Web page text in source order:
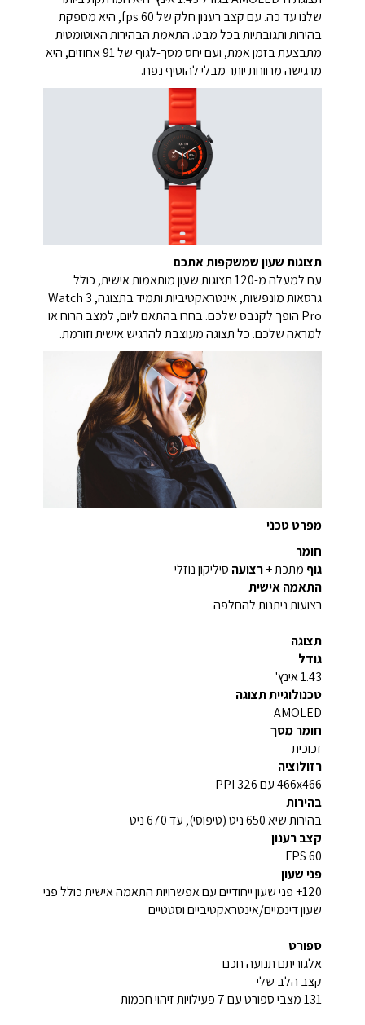
שלנו עד כה. עם קצב רענון חלק של 60 fps, היא מספקת
בהירות ותגובתיות בכל מבט. התאמת הבהירות האוטומטית
מתבצעת בזמן אמת, ועם יחס מסך-לגוף של 91 אחוזים, היא
מרגישה מרווחת יותר מבלי להוסיף נפח.
תצוגות שעון שמשקפות אתכם
עם למעלה מ-120 תצוגות שעון מותאמות אישית, כולל
גרסאות מונפשות, אינטראקטיביות ותמיד בתצוגה, Watch 3
Pro הופך לקנבס שלכם. בחרו בהתאם ליום, למצב הרוח או
למראה שלכם. כל תצוגה מעוצבת להרגיש אישית וזורמת.
מפרט טכני
חומר
גוף מתכת +רצועה סיליקון נוזלי
התאמה אישית
רצועות ניתנות להחלפה
תצוגה
גודל
1.43 אינץ'
טכנולוגיית תצוגה
AMOLED
חומר מסך
זכוכית
רזולוציה
466x466 עם 326 PPI
בהירות
בהירות שיא 650 ניט (טיפוסי), עד 670 ניט
קצב רענון
60 FPS
פני שעון
120+ פני שעון ייחודיים עם אפשרויות התאמה אישית כולל פני
שעון דינמיים/אינטראקטיביים וסטטיים
ספורט
אלגוריתם תנועה חכם
קצב הלב שלי
131 מצבי ספורט עם 7 פעילויות זיהוי חכמות